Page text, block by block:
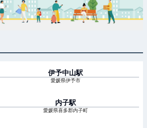
伊予中山駅
愛媛県伊予市
内子駅
愛媛県喜多郡内子町